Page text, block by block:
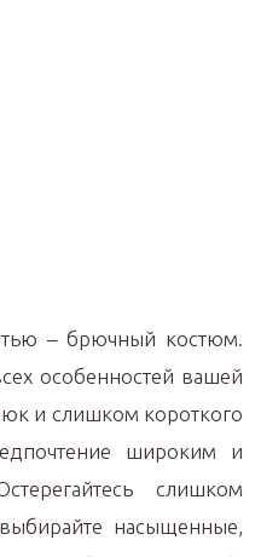
– брючный костюм.
особенностей вашей
и слишком короткого
широким и
слишком
насыщенные,